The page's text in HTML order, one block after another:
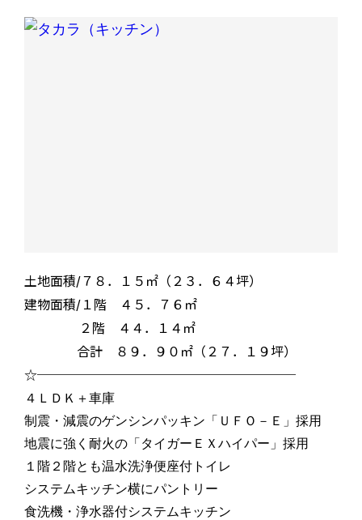
土地面積/７８．１５㎡（２３．６４坪）
建物面積/ １階 ４５．７６㎡
２階 ４４．１４㎡
合計 ８９．９０㎡（２７．１９坪）
☆────────────────────
４ＬＤＫ＋車庫
制震・減震のゲンシンパッキン「ＵＦＯ－Ｅ」採用
地震に強く耐火の「タイガーＥＸハイパー」採用
１階２階とも温水洗浄便座付トイレ
システムキッチン横にパントリー
食洗機・浄水器付システムキッチン